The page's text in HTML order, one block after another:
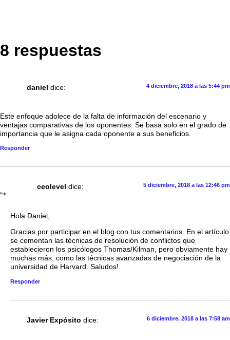
8 respuestas
daniel dice: 4 diciembre, 2018 a las 5:44 pm
Este enfoque adolece de la falta de información del escenario y
ventajas comparativas de los oponentes. Se basa solo en el grado de
importancia que le asigna cada oponente a sus beneficios.
Responder
ceolevel dice: 5 diciembre, 2018 a las 12:46 pm
Hola Daniel,
Gracias por participar en el blog con tus comentarios. En el artículo
se comentan las técnicas de resolución de conflictos que
establecieron los psicólogos Thomas/Kilman, pero obviamente hay
muchas más, como las técnicas avanzadas de negociación de la
universidad de Harvard. Saludos!
Responder
Javier Expósito dice: 6 diciembre, 2018 a las 7:58 am